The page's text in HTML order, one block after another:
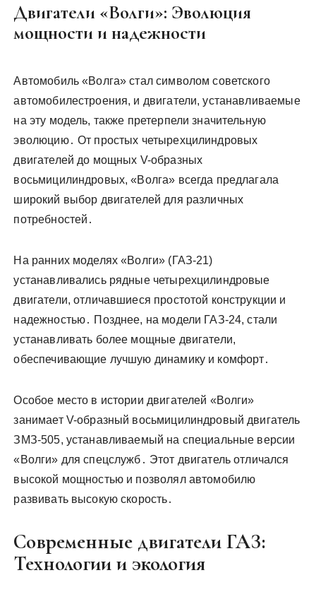
Двигатели «Волги»: Эволюция
мощности и надежности
Автомобиль «Волга» стал символом советского
автомобилестроения, и двигатели, устанавливаемые
на эту модель, также претерпели значительную
эволюцию․ От простых четырехцилиндровых
двигателей до мощных V-образных
восьмицилиндровых, «Волга» всегда предлагала
широкий выбор двигателей для различных
потребностей․
На ранних моделях «Волги» (ГАЗ-21)
устанавливались рядные четырехцилиндровые
двигатели, отличавшиеся простотой конструкции и
надежностью․ Позднее, на модели ГАЗ-24, стали
устанавливать более мощные двигатели,
обеспечивающие лучшую динамику и комфорт․
Особое место в истории двигателей «Волги»
занимает V-образный восьмицилиндровый двигатель
ЗМЗ-505, устанавливаемый на специальные версии
«Волги» для спецслужб․ Этот двигатель отличался
высокой мощностью и позволял автомобилю
развивать высокую скорость․
Современные двигатели ГАЗ:
Технологии и экология